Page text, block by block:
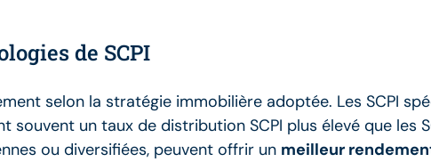
de SCPI
selon la stratégie immobilière adoptée. Les SCPI
souvent un taux de distribution SCPI plus élevé que les
ou diversifiées, peuvent offrir un meilleur